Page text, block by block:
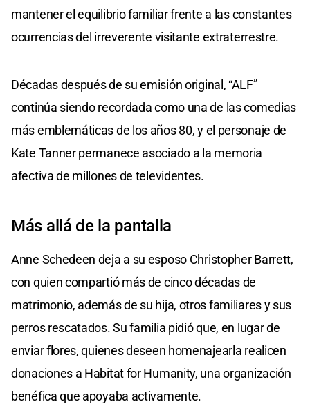
mantener el equilibrio familiar frente a las constantes
ocurrencias del irreverente visitante extraterrestre.
Décadas después de su emisión original, “ALF”
continúa siendo recordada como una de las comedias
más emblemáticas de los años 80, y el personaje de
Kate Tanner permanece asociado a la memoria
afectiva de millones de televidentes.
Más allá de la pantalla
Anne Schedeen deja a su esposo Christopher Barrett,
con quien compartió más de cinco décadas de
matrimonio, además de su hija, otros familiares y sus
perros rescatados. Su familia pidió que, en lugar de
enviar flores, quienes deseen homenajearla realicen
donaciones a Habitat for Humanity, una organización
benéfica que apoyaba activamente.